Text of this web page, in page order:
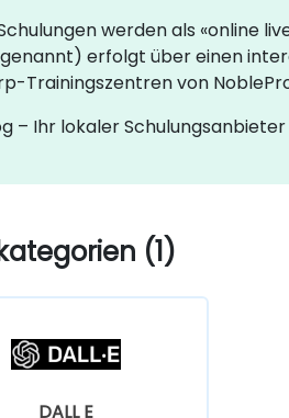
werden als «online
erfolgt über einen
Trainingszentren von
– Ihr lokaler Schulungsanbieter
(1)
DALL E